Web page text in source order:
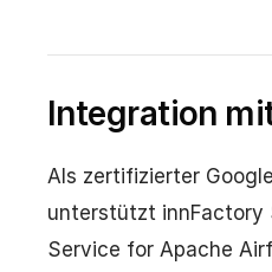
Integration
Als zertifizierter
unterstützt innFactory
Service for Apache